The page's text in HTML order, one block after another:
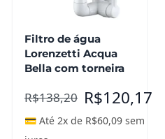
Filtro de água
Lorenzetti Acqua
Bella com torneira
R$138,20 R$120,17
💳 Até 2x de R$60,09 sem